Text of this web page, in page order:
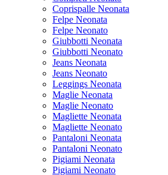
Coprispalle Neonata
Felpe Neonata
Felpe Neonato
Giubbotti Neonata
Giubbotti Neonato
Jeans Neonata
Jeans Neonato
Leggings Neonata
Maglie Neonata
Maglie Neonato
Magliette Neonata
Magliette Neonato
Pantaloni Neonata
Pantaloni Neonato
Pigiami Neonata
Pigiami Neonato